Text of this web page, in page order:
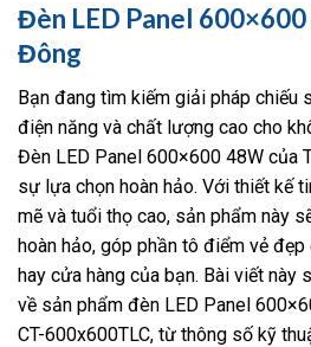
Đèn LED Panel
Đông
Bạn đang tìm kiếm giải pháp chiếu
điện năng và chất lượng cao cho
Đèn LED Panel 600×600 48W của
sự lựa chọn hoàn hảo. Với thiết kế
mẽ và tuổi thọ cao, sản phẩm này
hoàn hảo, góp phần tô điểm vẻ
hay cửa hàng của bạn. Bài viết này
về sản phẩm đèn LED Panel
CT-600x600TLC, từ thông số kỹ